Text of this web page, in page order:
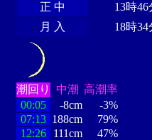
正 中
13時46
月 入
18時34
潮回り 中潮 高潮率
00:05
-8cm
-3%
07:13 188cm
79%
12:26
111cm
47%